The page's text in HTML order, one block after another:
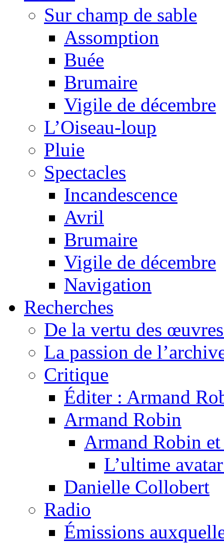
Sur champ de sable
Assomption
Buée
Brumaire
Vigile de décembre
L’Oiseau-loup
Pluie
Spectacles
Incandescence
Avril
Brumaire
Vigile de décembre
Navigation
Recherches
De la vertu des
La passion de
Critique
Éditer : Armand
Armand Robin
Armand Robin
L’ultime
Danielle Collobert
Radio
Émissions